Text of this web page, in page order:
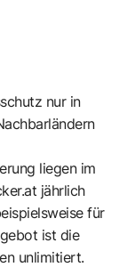
nur in
liegen im
jährlich
für
ist die
unlimitiert.